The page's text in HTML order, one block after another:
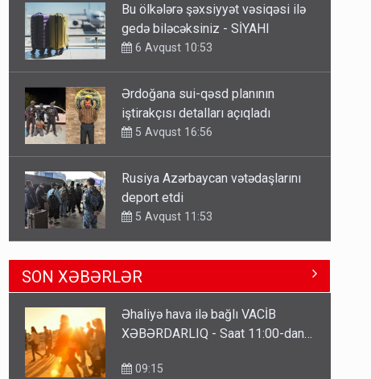
Ərdoğana sui-qəsd planının
iştirakçısı detalları açıqladı
5 Avqust 16:56
Rusiya Azərbaycan vətədaşlarını
deport etdi
5 Avqust 11:53
Rusiya azərbaycanlı diasporun
obyektini məhv etdi - FOTOLAR
5 Avqust 10:58
Əhaliyə hava ilə bağlı VACİB
XƏBƏRDARLIQ - Saat 11:00-dan…
qaçdı
SON XƏBƏRLƏR
Əhaliyə hava ilə bağlı VACİB
XƏBƏRDARLIQ - Saat 11:00-dan…
09:15